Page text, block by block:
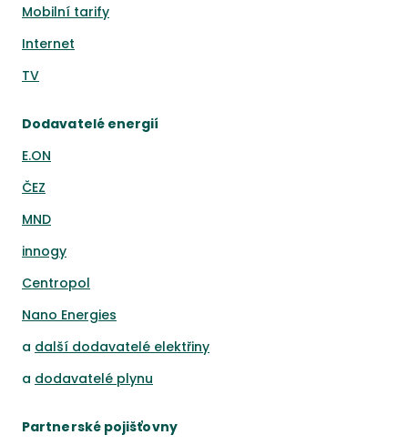
Mobilní tarify
Internet
TV
Dodavatelé energií
E.ON
ČEZ
MND
innogy
Centropol
Nano Energies
a další dodavatelé elektřiny
a dodavatelé plynu
Partnerské pojišťovny